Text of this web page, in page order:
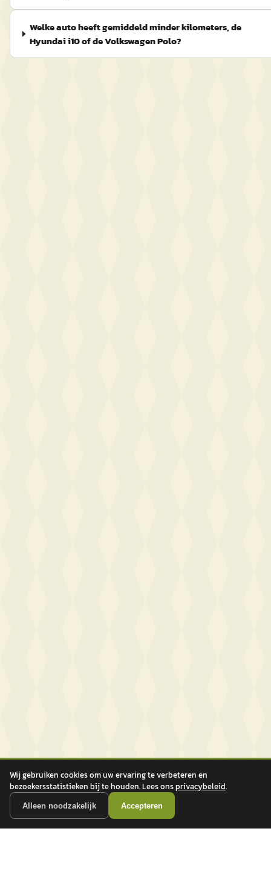
Welke auto heeft gemiddeld minder kilometers, de
Hyundai i10 of de Volkswagen Polo?
Wij gebruiken cookies om uw ervaring te verbeteren en
bezoekersstatistieken bij te houden. Lees onsprivacybeleid.
Alleen noodzakelijk Accepteren